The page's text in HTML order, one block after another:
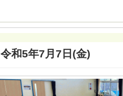
令和5年7月7日(金)